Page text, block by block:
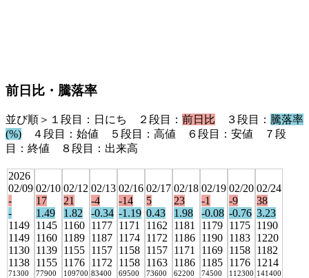
前日比・騰落率
並び順＞１段目：日にち ２段目： 前日比 ３段目： 騰落率
(%) ４段目：始値 ５段目：高値 ６段目：安値 ７段
目：終値 ８段目：出来高
2026
02/09
-
-
1149
1149
1130
1138
71300
02/10
17
1.49
1145
1160
1139
1155
77900
02/12
21
1.82
1160
1189
1155
1176
109700
02/13
-4
-0.34
1177
1187
1157
1172
83400
02/16
-14
-1.19
1171
1174
1158
1158
69500
02/17
5
0.43
1162
1172
1157
1163
73600
02/18
23
1.98
1181
1186
1171
1186
62200
02/19
-1
-0.08
1179
1190
1169
1185
74500
02/20
-9
-0.76
1175
1183
1158
1176
112300
02/24
38
3.23
1190
1220
1182
1214
141400